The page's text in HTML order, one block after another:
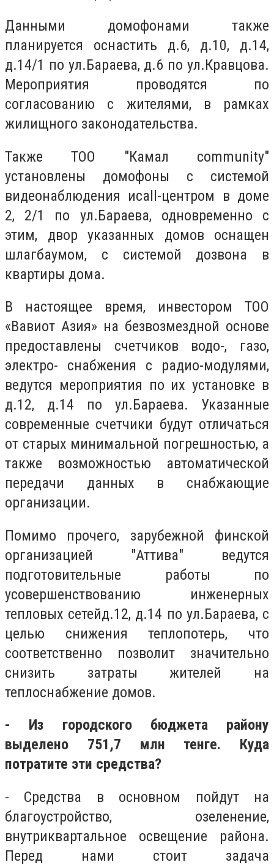
Данными домофонами также
планируется оснастить д.6, д.10, д.14,
д.14/1 по ул.Бараева, д.6 по ул.Кравцова.
Мероприятия проводятся по
согласованию с жителями, в рамках
жилищного законодательства.
Также ТОО "Камал community"
установлены домофоны с системой
видеонаблюдения иcall-центром в доме
2, 2/1 по ул.Бараева, одновременно с
этим, двор указанных домов оснащен
шлагбаумом, с системой дозвона в
квартиры дома.
В настоящее время, инвестором ТОО
«Вавиот Азия» на безвозмездной основе
предоставлены счетчиков водо-, газо,
электро- снабжения с радио-модулями,
ведутся мероприятия по их установке в
д.12, д.14 по ул.Бараева. Указанные
современные счетчики будут отличаться
от старых минимальной погрешностью, а
также возможностью автоматической
передачи данных в снабжающие
организации.
Помимо прочего, зарубежной финской
организацией "Аттива" ведутся
подготовительные работы по
усовершенствованию инженерных
тепловых сетейд.12, д.14 по ул.Бараева, с
целью снижения теплопотерь, что
соответственно позволит значительно
снизить затраты жителей на
теплоснабжение домов.
- Из городского бюджета району
выделено 751,7 млн тенге. Куда
потратите эти средства?
- Средства в основном пойдут на
благоустройство, озеленение,
внутриквартальное освещение района.
Перед нами стоит задача